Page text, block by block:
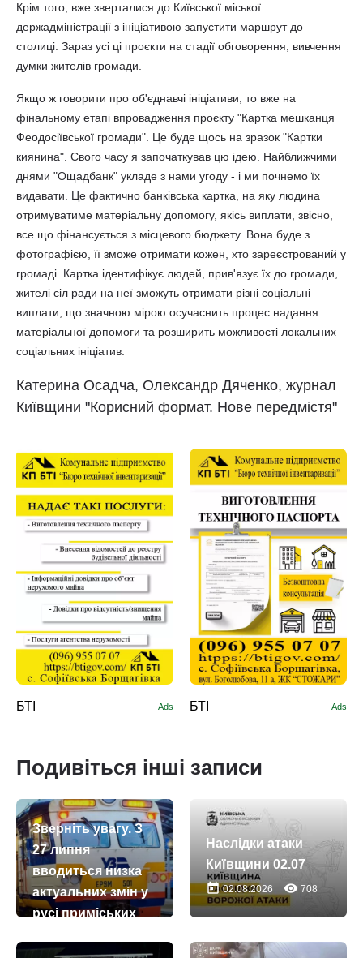
Крім того, вже зверталися до Київської міської
держадміністрації з ініціативою запустити маршрут до
столиці. Зараз усі ці проєкти на стадії обговорення, вивчення
думки жителів громади.
Якщо ж говорити про об'єднавчі ініціативи, то вже на
фінальному етапі впровадження проєкту "Картка мешканця
Феодосіївської громади". Це буде щось на зразок "Картки
киянина". Свого часу я започаткував цю ідею. Найближчими
днями "Ощадбанк" укладе з нами угоду - і ми почнемо їх
видавати. Це фактично банківська картка, на яку людина
отримуватиме матеріальну допомогу, якісь виплати, звісно,
все що фінансується з місцевого бюджету. Вона буде з
фотографією, її зможе отримати кожен, хто зареєстрований у
громаді. Картка ідентифікує людей, прив'язує їх до громади,
жителі сіл ради на неї зможуть отримати різні соціальні
виплати, що значною мірою осучаснить процес надання
матеріальної допомоги та розширить можливості локальних
соціальних ініціатив.
Катерина Осадча, Олександр Дяченко, журнал
Київщини "Корисний формат. Нове передмістя"
БТІ Ads БТІ Ads
Подивіться інші записи
Зверніть увагу. З
27 липня
вводиться низка
актуальних змін у
русі приміських
Наслідки атаки
Київщини 02.07
today02.08.2026 remove_red_eye 708